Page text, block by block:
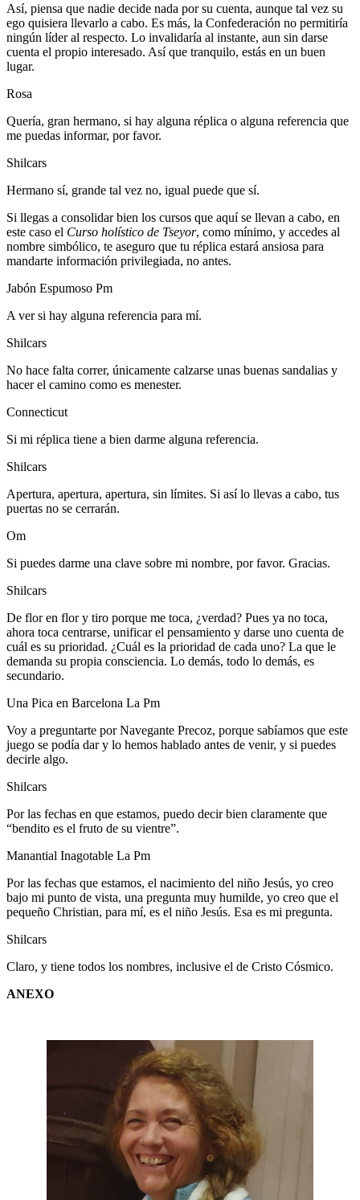
Así, piensa que nadie decide nada por su cuenta, aunque tal vez su
ego quisiera llevarlo a cabo. Es más, la Confederación no permitiría
ningún líder al respecto. Lo invalidaría al instante, aun sin darse
cuenta el propio interesado. Así que tranquilo, estás en un buen
lugar.
Rosa
Quería, gran hermano, si hay alguna réplica o alguna referencia que
me puedas informar, por favor.
Shilcars
Hermano sí, grande tal vez no, igual puede que sí.
Si llegas a consolidar bien los cursos que aquí se llevan a cabo, en
este caso el Curso holístico de Tseyor, como mínimo, y accedes al
nombre simbólico, te aseguro que tu réplica estará ansiosa para
mandarte información privilegiada, no antes.
Jabón Espumoso Pm
A ver si hay alguna referencia para mí.
Shilcars
No hace falta correr, únicamente calzarse unas buenas sandalias y
hacer el camino como es menester.
Connecticut
Si mi réplica tiene a bien darme alguna referencia.
Shilcars
Apertura, apertura, apertura, sin límites. Si así lo llevas a cabo, tus
puertas no se cerrarán.
Om
Si puedes darme una clave sobre mi nombre, por favor. Gracias.
Shilcars
De flor en flor y tiro porque me toca, ¿verdad? Pues ya no toca,
ahora toca centrarse, unificar el pensamiento y darse uno cuenta de
cuál es su prioridad. ¿Cuál es la prioridad de cada uno? La que le
demanda su propia consciencia. Lo demás, todo lo demás, es
secundario.
Una Pica en Barcelona La Pm
Voy a preguntarte por Navegante Precoz, porque sabíamos que este
juego se podía dar y lo hemos hablado antes de venir, y si puedes
decirle algo.
Shilcars
Por las fechas en que estamos, puedo decir bien claramente que
“bendito es el fruto de su vientre”.
Manantial Inagotable La Pm
Por las fechas que estamos, el nacimiento del niño Jesús, yo creo
bajo mi punto de vista, una pregunta muy humilde, yo creo que el
pequeño Christian, para mí, es el niño Jesús. Esa es mi pregunta.
Shilcars
Claro, y tiene todos los nombres, inclusive el de Cristo Cósmico.
ANEXO